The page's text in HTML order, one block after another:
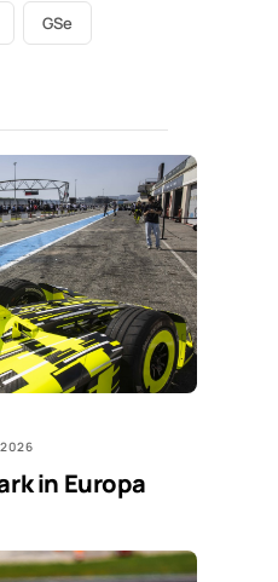
GSe
in Europa